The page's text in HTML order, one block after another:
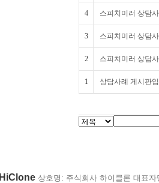
4 스피치미러 상담
3 스피치미러 상담
2 스피치미러 상담
1 상담사례 게시판
HiClone상호명: 주식회사 하이클론 대표자